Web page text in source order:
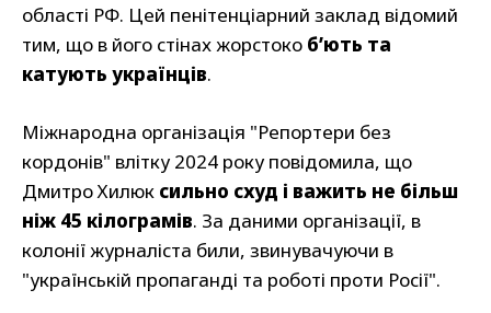
області РФ. Цей пенітенціарний заклад відомий
тим, що в його стінах жорстоко б’ють та
катують українців.
Міжнародна організація "Репортери без
кордонів" влітку 2024 року повідомила, що
Дмитро Хилюк сильно схуд і важить не більш
ніж 45 кілограмів. За даними організації, в
колонії журналіста били, звинувачуючи в
"українській пропаганді та роботі проти Росії".